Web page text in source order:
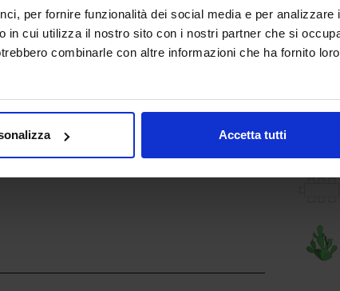
per fornire funzionalità dei social media e per analizzare
in cui utilizza il nostro sito con i nostri partner che si
combinarle con altre informazioni che ha fornito
Accetta tutti
Il